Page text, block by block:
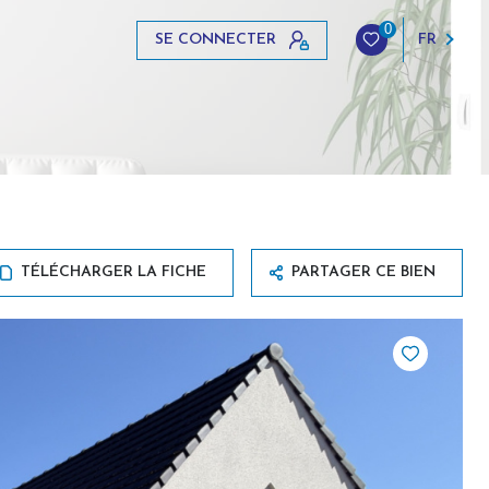
SE CONNECTER
0
FR
TÉLÉCHARGER LA FICHE PARTAGER CE BIEN